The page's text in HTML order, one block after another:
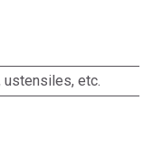
ustensiles, etc.